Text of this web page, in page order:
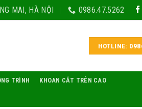
MAI, HÀ NỘI 0986.47.5262
HOTLINE:
TRÌNH KHOAN CẮT TRÊN CAO